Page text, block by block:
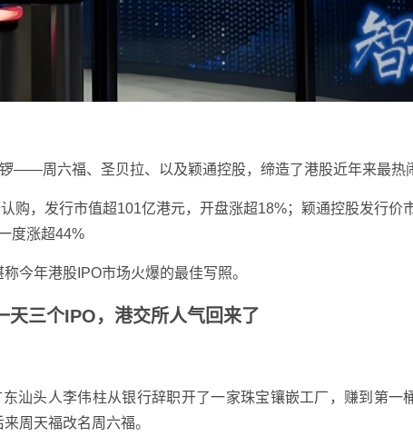
——周六福、圣贝拉、以及颖通控股，缔造了港股近年来最热
购，发行市值超101亿港元，开盘涨超18%；颖通控股发行价
度涨超44%
今年港股IPO市场火爆的最佳写照。
天三个IPO，港交所人气回来了
汕头人李伟柱从银行辞职开了一家珠宝镶嵌工厂，赚到第一
周天福改名周六福。